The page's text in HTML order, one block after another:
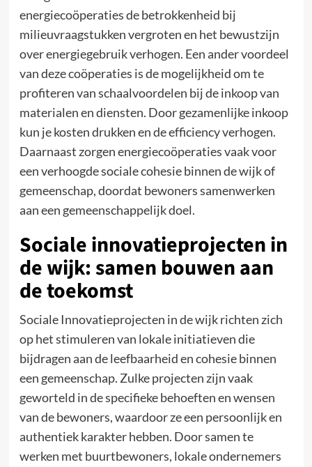
energiecoöperaties de betrokkenheid bij
milieuvraagstukken vergroten en het bewustzijn
over energiegebruik verhogen. Een ander voordeel
van deze coöperaties is de mogelijkheid om te
profiteren van schaalvoordelen bij de inkoop van
materialen en diensten. Door gezamenlijke inkoop
kun je kosten drukken en de efficiency verhogen.
Daarnaast zorgen energiecoöperaties vaak voor
een verhoogde sociale cohesie binnen de wijk of
gemeenschap, doordat bewoners samenwerken
aan een gemeenschappelijk doel.
Sociale innovatieprojecten in
de wijk: samen bouwen aan
de toekomst
Sociale Innovatieprojecten in de wijk richten zich
op het stimuleren van lokale initiatieven die
bijdragen aan de leefbaarheid en cohesie binnen
een gemeenschap. Zulke projecten zijn vaak
geworteld in de specifieke behoeften en wensen
van de bewoners, waardoor ze een persoonlijk en
authentiek karakter hebben. Door samen te
werken met buurtbewoners, lokale ondernemers